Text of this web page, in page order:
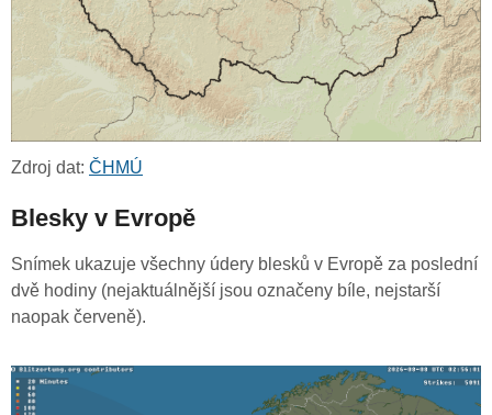
Zdroj dat: ČHMÚ
Blesky v Evropě
Snímek ukazuje všechny údery blesků v Evropě za poslední
dvě hodiny (nejaktuálnější jsou označeny bíle, nejstarší
naopak červeně).